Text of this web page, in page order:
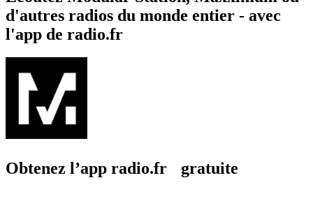
d'autres radios du monde entier - avec
l'app de radio.fr
Obtenez l’app radio.fr gratuite